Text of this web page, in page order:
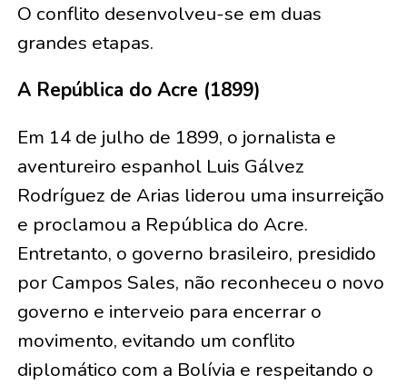
O conflito desenvolveu-se em duas
grandes etapas.
A República do Acre (1899)
Em 14 de julho de 1899, o jornalista e
aventureiro espanhol Luis Gálvez
Rodríguez de Arias liderou uma insurreição
e proclamou a República do Acre.
Entretanto, o governo brasileiro, presidido
por Campos Sales, não reconheceu o novo
governo e interveio para encerrar o
movimento, evitando um conflito
diplomático com a Bolívia e respeitando o